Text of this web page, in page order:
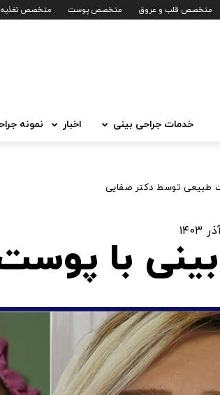
متخصص قلب و عروق متخصص پوست متخصص تغذیه
خدمات جراحی بینی اخبار نمونه
طبیعی توسط دکتر صفایی
با